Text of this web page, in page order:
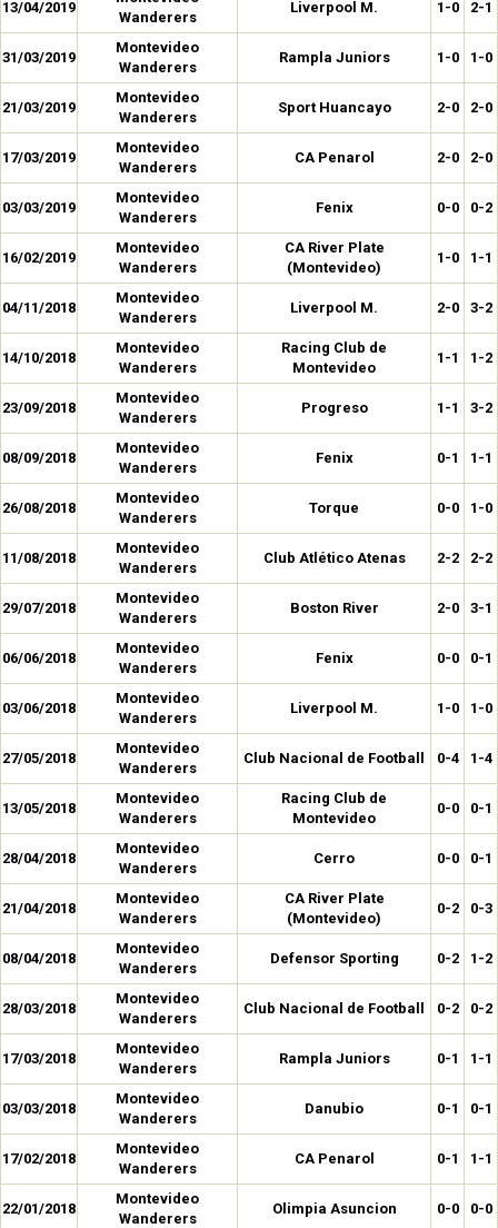
13/04/2019
Wanderers
Liverpool M. 1-0 2-1
31/03/2019
Montevideo
Wanderers
Rampla Juniors 1-0 1-0
21/03/2019
Montevideo
Wanderers
Sport Huancayo 2-0 2-0
17/03/2019
Montevideo
Wanderers
CA Penarol 2-0 2-0
03/03/2019
Montevideo
Wanderers
Fenix 0-0 0-2
16/02/2019
Montevideo
Wanderers
CA River Plate
(Montevideo)
1-0 1-1
04/11/2018
Montevideo
Wanderers
Liverpool M. 2-0 3-2
14/10/2018
Montevideo
Wanderers
Racing Club de
Montevideo
1-1 1-2
23/09/2018
Montevideo
Wanderers
Progreso 1-1 3-2
08/09/2018
Montevideo
Wanderers
Fenix 0-1 1-1
26/08/2018
Montevideo
Wanderers
Torque 0-0 1-0
11/08/2018
Montevideo
Wanderers
Club Atlético Atenas 2-2 2-2
29/07/2018
Montevideo
Wanderers
Boston River 2-0 3-1
06/06/2018
Montevideo
Wanderers
Fenix 0-0 0-1
03/06/2018
Montevideo
Wanderers
Liverpool M. 1-0 1-0
27/05/2018
Montevideo
Wanderers
Club Nacional de Football 0-4 1-4
13/05/2018
Montevideo
Wanderers
Racing Club de
Montevideo
0-0 0-1
28/04/2018
Montevideo
Wanderers
Cerro 0-0 0-1
21/04/2018
Montevideo
Wanderers
CA River Plate
(Montevideo)
0-2 0-3
08/04/2018
Montevideo
Wanderers
Defensor Sporting 0-2 1-2
28/03/2018
Montevideo
Wanderers
Club Nacional de Football 0-2 0-2
17/03/2018
Montevideo
Wanderers
Rampla Juniors 0-1 1-1
03/03/2018
Montevideo
Wanderers
Danubio 0-1 0-1
17/02/2018
Montevideo
Wanderers
CA Penarol 0-1 1-1
22/01/2018
Montevideo
Wanderers
Olimpia Asuncion 0-0 0-0